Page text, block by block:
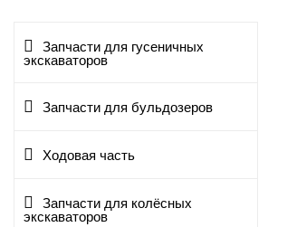
Запчасти для гусеничных
экскаваторов
Запчасти для бульдозеров
Ходовая часть
Запчасти для колёсных
экскаваторов